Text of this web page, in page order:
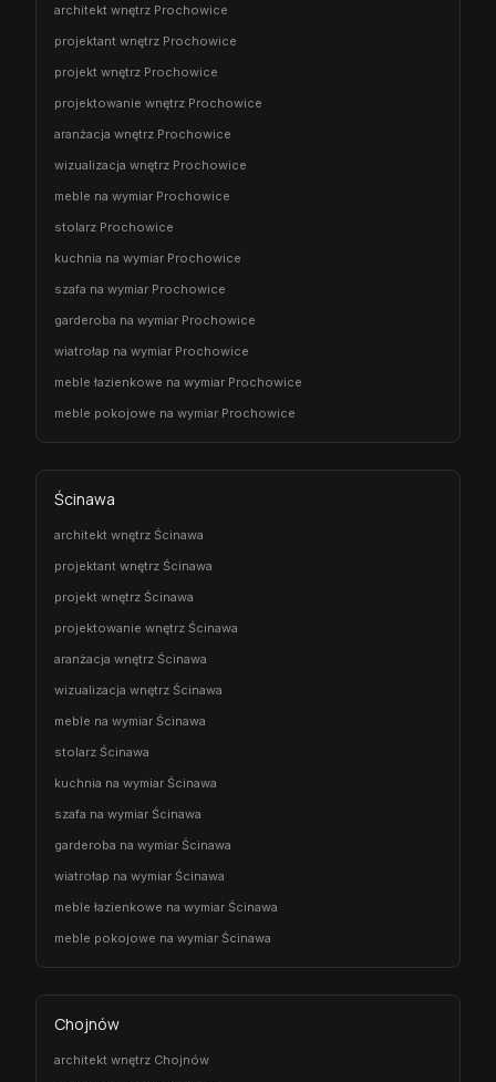
architekt wnętrz Prochowice
projektant wnętrz Prochowice
projekt wnętrz Prochowice
projektowanie wnętrz Prochowice
aranżacja wnętrz Prochowice
wizualizacja wnętrz Prochowice
meble na wymiar Prochowice
stolarz Prochowice
kuchnia na wymiar Prochowice
szafa na wymiar Prochowice
garderoba na wymiar Prochowice
wiatrołap na wymiar Prochowice
meble łazienkowe na wymiar Prochowice
meble pokojowe na wymiar Prochowice
Ścinawa
architekt wnętrz Ścinawa
projektant wnętrz Ścinawa
projekt wnętrz Ścinawa
projektowanie wnętrz Ścinawa
aranżacja wnętrz Ścinawa
wizualizacja wnętrz Ścinawa
meble na wymiar Ścinawa
stolarz Ścinawa
kuchnia na wymiar Ścinawa
szafa na wymiar Ścinawa
garderoba na wymiar Ścinawa
wiatrołap na wymiar Ścinawa
meble łazienkowe na wymiar Ścinawa
meble pokojowe na wymiar Ścinawa
Chojnów
architekt wnętrz Chojnów